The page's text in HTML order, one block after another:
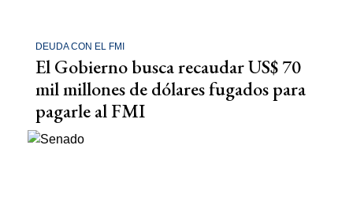
DEUDA CON EL FMI
El Gobierno busca recaudar US$ 70
mil millones de dólares fugados para
pagarle al FMI